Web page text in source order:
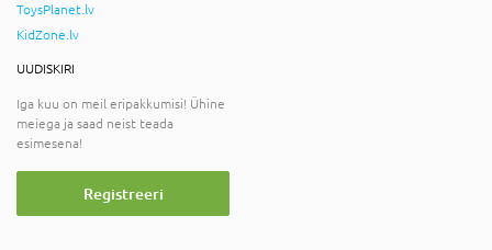
ToysPlanet.lv
KidZone.lv
UUDISKIRI
Iga kuu on meil eripakkumisi! Ühine
meiega ja saad neist teada
esimesena!
Registreeri